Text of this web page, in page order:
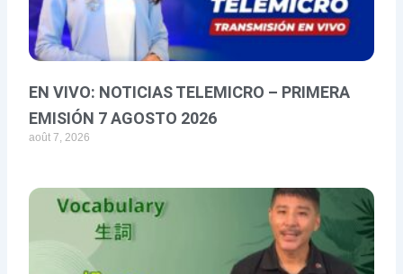
EN VIVO: NOTICIAS TELEMICRO – PRIMERA
EMISIÓN 7 AGOSTO 2026
août 7, 2026